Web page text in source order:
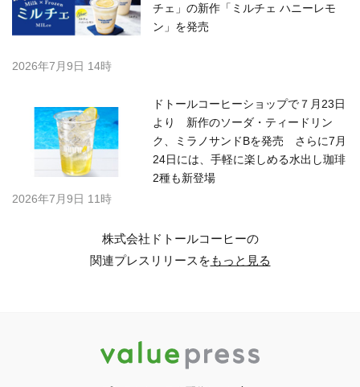
チェ」の新作「ミルチェ ハニーレモ
ン」を発売
2026年7月9日 14時
ドトールコーヒーショップで７月23日
より 新作のソーダ・ティードリン
ク、ミラノサンドBを発売 さらに7月
24日には、手軽に楽しめる水出し珈琲
2種も新登場
2026年7月9日 11時
株式会社ドトールコーヒーの
関連プレスリリースをもっと見る